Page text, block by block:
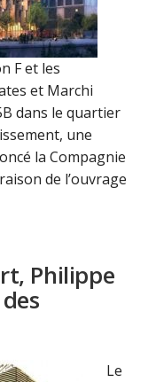
F et les
et Marchi
dans le quartier
une
la Compagnie
de l’ouvrage
Philippe
Le